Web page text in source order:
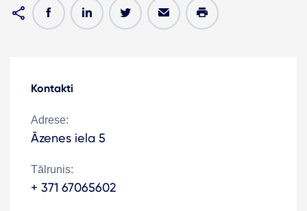
Kontakti
Adrese:
Āzenes iela 5
Tālrunis:
+ 371 67065602